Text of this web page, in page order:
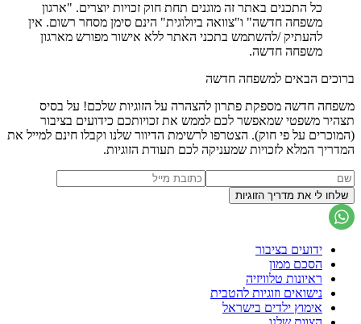
כל התכנים באתר זה מוגנים תחת חוק זכויות יוצרים. "ארגון
משפחה חדשה" ו"צוואה ביולוגית" הינם סימן מסחר רשום. אין
להעתיק /להשתמש בתכני האתר ללא אישור מפורש מארגון
משפחה חדשה.
ברוכים הבאים למשפחה חדשה
משפחה חדשה מספקת פתרון להצהרה על הזוגיות שלכם! על בסיס
תצהיר משפטי שמאפשר לכם לממש את זכויותכם כידועים בציבור
(המוכרים על פי חוק). הצטרפו לרשימת הדיוור שלנו וקבלו חינם למייל את
המדריך המלא לזכויות שמעניקה לכם תעודת הזוגיות.
ידועים בציבור
הסכם ממון
ראיונות טלוויזיה
נישואים וזוגיות להטבית
אימוץ ילדים בישראל